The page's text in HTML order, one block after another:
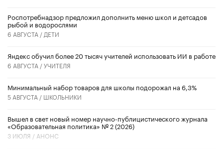
Роспотребнадзор предложил дополнить меню школ и детсадов
рыбой и водорослями
6 АВГУСТА / ДЕТИ
​Яндекс обучил более 20 тысяч учителей использовать ИИ в работе
6 АВГУСТА /УЧИТЕЛЯ
Минимальный набор товаров для школы подорожал на 6,3%
5 АВГУСТА / ШКОЛЬНИКИ
Вышел в свет новый номер научно-публицистического журнала
«Образовательная политика» № 2 (2026)
3 ИЮЛЯ / АНОНС